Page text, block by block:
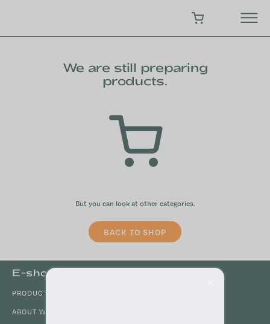
content
SHOPPING CART
We are still preparing
products.
But you can look at other categories.
BACK TO SHOP
E-shop
PRODUCTS
ABOUT WECARE